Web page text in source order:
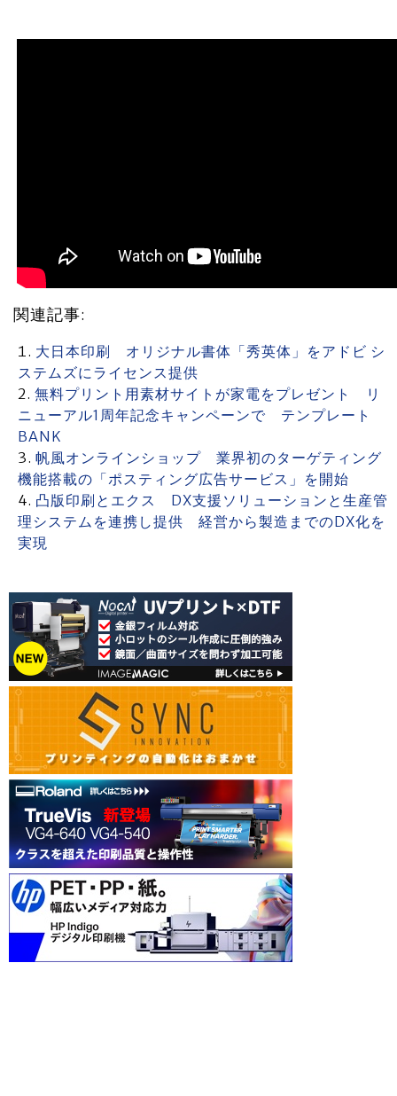
関連記事:
大日本印刷 オリジナル書体「秀英体」をアドビ シ
ステムズにライセンス提供
無料プリント用素材サイトが家電をプレゼント リ
ニューアル1周年記念キャンペーンで テンプレート
BANK
帆風オンラインショップ 業界初のターゲティング
機能搭載の「ポスティング広告サービス」を開始
凸版印刷とエクス DX支援ソリューションと生産管
理システムを連携し提供 経営から製造までのDX化を
実現